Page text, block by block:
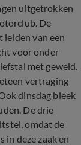
uitgetrokken
De
leiden van een
voor onder
met geweld.
vertraging
dinsdag bleek
De drie
omdat de
in deze zaak en